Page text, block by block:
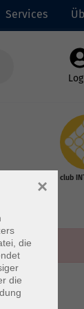
Services
vhs club
die
die
×